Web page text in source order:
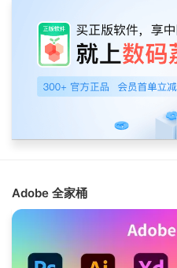
Adobe 全家桶